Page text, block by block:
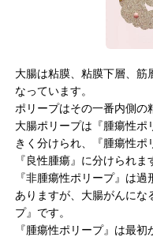
大腸は粘膜、粘膜下層、筋
なっています。
ポリープはその一番内側の
大腸ポリープは『腫瘍性ポ
きく分けられ、『腫瘍性ポ
『良性腫瘍』に分けられま
『非腫瘍性ポリープ』は
ありますが、大腸がんにな
プ』です。
『腫瘍性ポリープ』は最